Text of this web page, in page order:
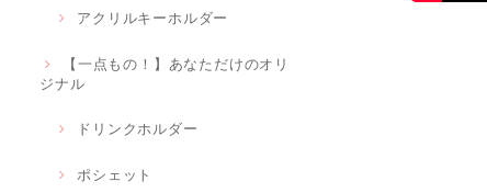
アクリルキーホルダー
【一点もの！】あなただけのオリ
ジナル
ドリンクホルダー
ポシェット